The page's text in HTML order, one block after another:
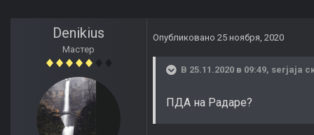
Denikius
Мастер
Опубликовано 25 ноября, 2020
В 25.11.2020 в 09:49, serjaja
ПДА на Радаре?